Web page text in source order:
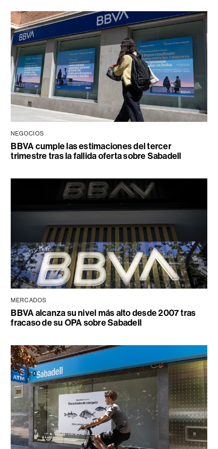
NEGOCIOS
BBVA cumple las estimaciones del tercer
trimestre tras la fallida oferta sobre Sabadell
MERCADOS
BBVA alcanza su nivel más alto desde 2007 tras
fracaso de su OPA sobre Sabadell